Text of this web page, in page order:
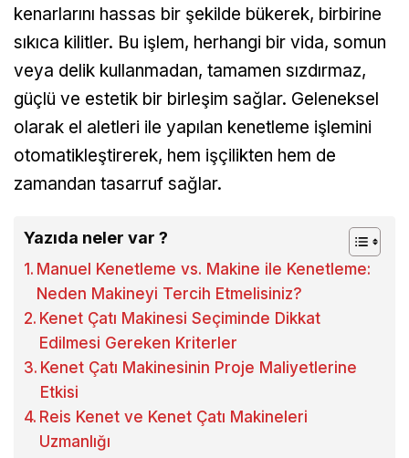
kenarlarını hassas bir şekilde bükerek, birbirine
sıkıca kilitler. Bu işlem, herhangi bir vida, somun
veya delik kullanmadan, tamamen sızdırmaz,
güçlü ve estetik bir birleşim sağlar. Geleneksel
olarak el aletleri ile yapılan kenetleme işlemini
otomatikleştirerek, hem işçilikten hem de
zamandan tasarruf sağlar.
Yazıda neler var ?
Manuel Kenetleme vs. Makine ile Kenetleme:
Neden Makineyi Tercih Etmelisiniz?
Kenet Çatı Makinesi Seçiminde Dikkat
Edilmesi Gereken Kriterler
Kenet Çatı Makinesinin Proje Maliyetlerine
Etkisi
Reis Kenet ve Kenet Çatı Makineleri
Uzmanlığı